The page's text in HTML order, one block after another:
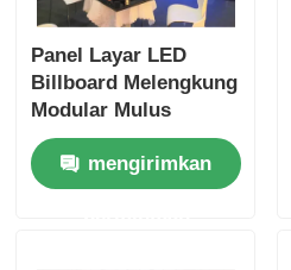
Panel Layar LED
Billboard Melengkung
Modular Mulus
Sistem NovaStar
6000nitsmengirimkan